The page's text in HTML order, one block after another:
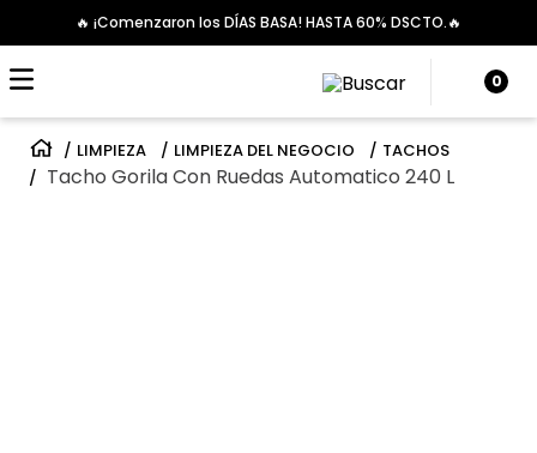
🔥 ¡Comenzaron los DÍAS BASA! HASTA 60% DSCTO.🔥
0
LIMPIEZA LIMPIEZA DEL NEGOCIO TACHOS
Tacho Gorila Con Ruedas Automatico 240 L